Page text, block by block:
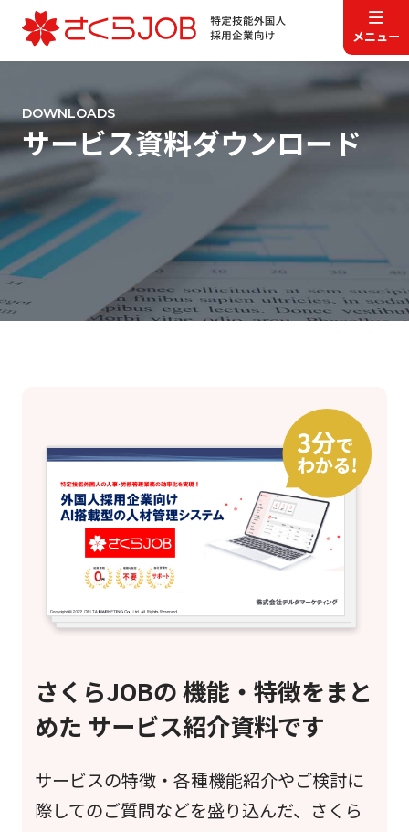
DOWNLOADS
サービス資料ダウンロード
さくらJOBの 機能・特徴をまと
めた サービス紹介資料です
サービスの特徴・各種機能紹介やご検討に
際してのご質問などを盛り込んだ、さくら